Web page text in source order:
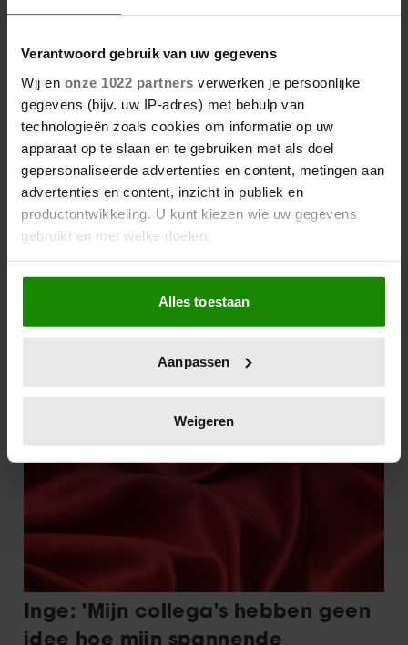
Verantwoord gebruik van uw gegevens
Wij en onze 1022 partners verwerken je persoonlijke
gegevens (bijv. uw IP-adres) met behulp van
technologieën zoals cookies om informatie op uw
apparaat op te slaan en te gebruiken met als doel
gepersonaliseerde advertenties en content, metingen aan
advertenties en content, inzicht in publiek en
productontwikkeling. U kunt kiezen wie uw gegevens
gebruikt en met welke doelen.
Als u het toestaat, willen we ook graag:
Informatie verzamelen over uw geografische
locatie, die tot een paar meter nauwkeurig kan zijn
scannen op specifieke eigenschappen (fingerprinting)
verwerkt en stel uw voorkeuren in het
intrekken in de Cookieverklaring.
informatie over uw gebruik van onze site met onze
partners voor social media, adverteren en analyse. Deze
partners kunnen deze gegevens combineren met andere
informatie die u aan ze heeft verstrekt of die ze hebben
Alles toestaan
Aanpassen
Weigeren